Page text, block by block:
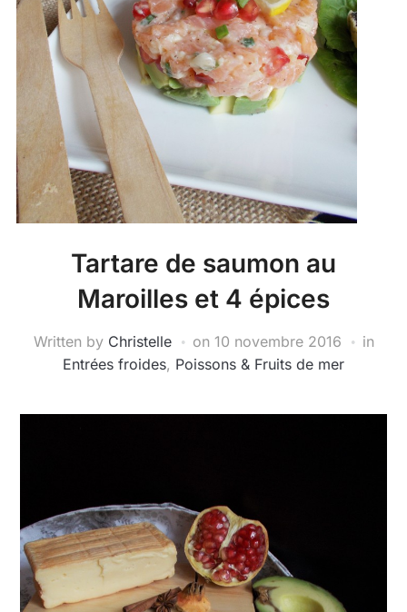
Tartare de saumon au
Maroilles et 4 épices
Written by Christelle on 10 novembre 2016
in
Entrées froides, Poissons & Fruits de mer